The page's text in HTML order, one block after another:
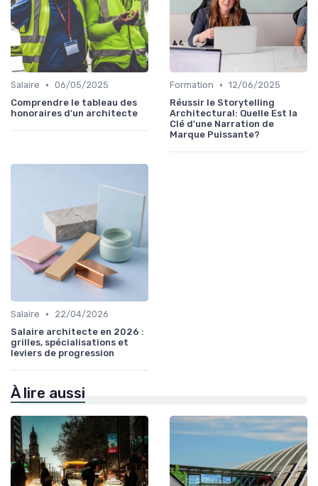
Salaire • 06/05/2025
Comprendre le tableau des
honoraires d'un architecte
Formation • 12/06/2025
Réussir le Storytelling
Architectural: Quelle Est la
Clé d'une Narration de
Marque Puissante?
Salaire •
22/04/2026
Salaire architecte en 2026 :
grilles, spécialisations et
leviers de progression
À lire aussi